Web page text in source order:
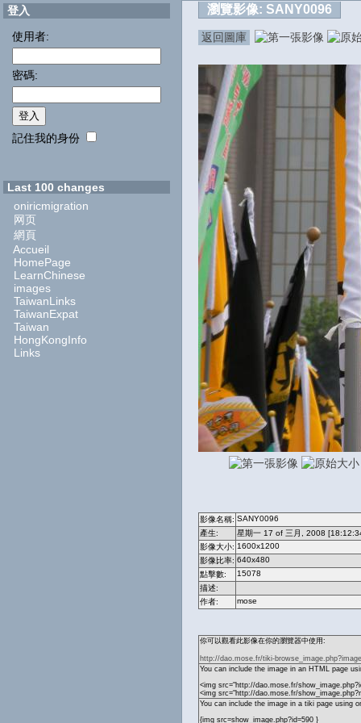
登入
使用者:
密碼:
記住我的身份
Last 100 changes
oniricmigration
网页
網頁
Accueil
HomePage
LearnChinese
images
TaiwanLinks
TaiwanExpat
Taiwan
HongKongInfo
Links
瀏覽影像: SANY0096
返回圖庫
影像名稱: SANY0096
產生:
星期一 17 of 三月, 2008
影像大小: 1600x1200
影像比率: 640x480
點擊數:
15078
描述:
作者:
mose
你可以觀看此影像在你的瀏覽器中使用:
http://dao.mose.fr/tiki-
You can include the image in an HTML page
<img src="http://dao.mose.fr/
<img src="http://dao.mose.fr/
You can include the image in a tiki page using
{img src=show_image.php?id=590 }